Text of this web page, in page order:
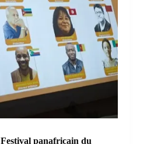
Festival panafricain du